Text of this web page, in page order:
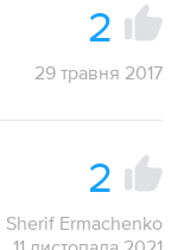
2
29 травня 2017
2
Sherif Ermachenko